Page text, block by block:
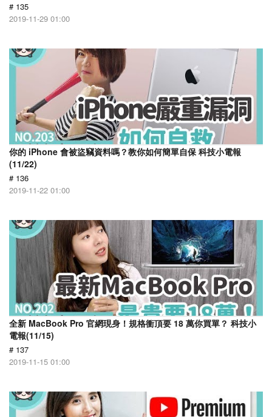
# 135
2019-11-29 01:00
你的 iPhone 會被盜竊資料嗎？教你如何簡單自保 科技小電報
(11/22)
# 136
2019-11-22 01:00
全新 MacBook Pro 官網現身！規格衝頂要 18 萬你買單？ 科技小
電報(11/15)
# 137
2019-11-15 01:00